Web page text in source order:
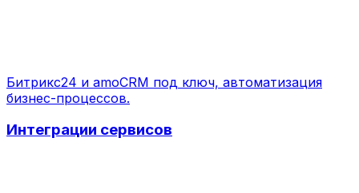
Битрикс24 и amoCRM под ключ, автоматизация
бизнес-процессов.
Интеграции сервисов